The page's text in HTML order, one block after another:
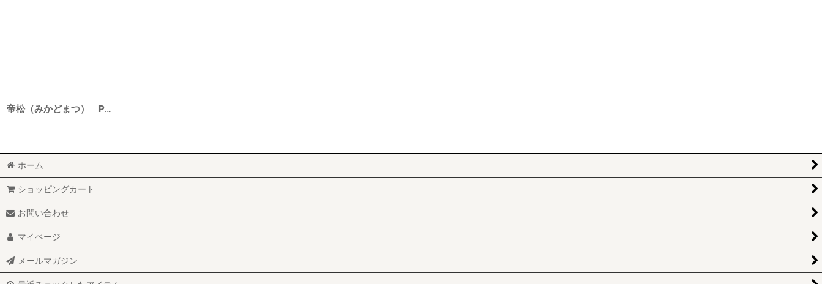
帝松（みかどまつ） PREMIUM 純米生原酒 雄町 6BY 1800ml
ホーム
ショッピングカート
お問い合わせ
マイページ
メールマガジン